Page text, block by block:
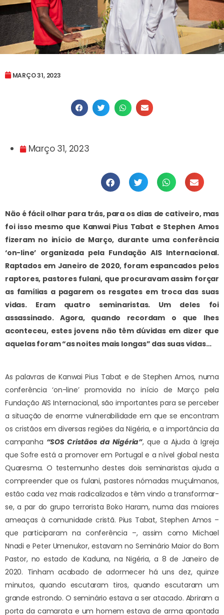
MARÇO 31, 2023
Março 31, 2023
Não é fácil olhar para trás, para os dias de cativeiro, mas
foi isso mesmo que Kanwai Pius Tabat e Stephen Amos
fizeram no início de Março, durante uma conferência
‘on-line’ organizada pela Fundação AIS Internacional.
Raptados em Janeiro de 2020, foram espancados pelos
raptores, pastores fulani, que procuravam assim forçar
as famílias a pagarem os resgates em troca das suas
vidas. Eram quatro seminaristas. Um deles foi
assassinado. Agora, quando recordam o que lhes
aconteceu, estes jovens não têm dúvidas em dizer que
aquelas foram “as noites mais longas” das suas vidas…
As palavras de Kanwai Pius Tabat e de Stephen Amos, numa
conferência ‘on-line’ promovida no início de Março pela
Fundação AIS Internacional, são importantes para se perceber
a situação de enorme vulnerabilidade em que se encontram
os cristãos em diversas regiões da Nigéria, e a importância da
campanha “SOS Cristãos da Nigéria”, que a Ajuda à Igreja
que Sofre está a promover em Portugal e a nível global nesta
Quaresma. O testemunho destes dois seminaristas ajuda a
compreender que os fulani, pastores nómadas muçulmanos,
estão cada vez mais radicalizados e têm vindo a transformar-
se, a par do grupo terrorista Boko Haram, numa das maiores
ameaças à comunidade cristã. Pius Tabat, Stephen Amos –
que participaram na conferência –, assim como Michael
Nnadi e Peter Umenukor, estavam no Seminário Maior do Bom
Pastor, no estado de Kaduna, na Nigéria, a 8 de Janeiro de
2020. Tinham acabado de adormecer há uns dez, quinze
minutos, quando escutaram tiros, quando escutaram um
grande estrondo. O seminário estava a ser atacado. Abriram a
porta da camarata e um homem estava de arma apontada